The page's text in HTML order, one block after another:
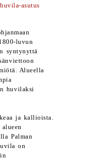
asutus
luvun
syntynyttä
Alueella
huvilaksi
ja kallioista.
Palman
on